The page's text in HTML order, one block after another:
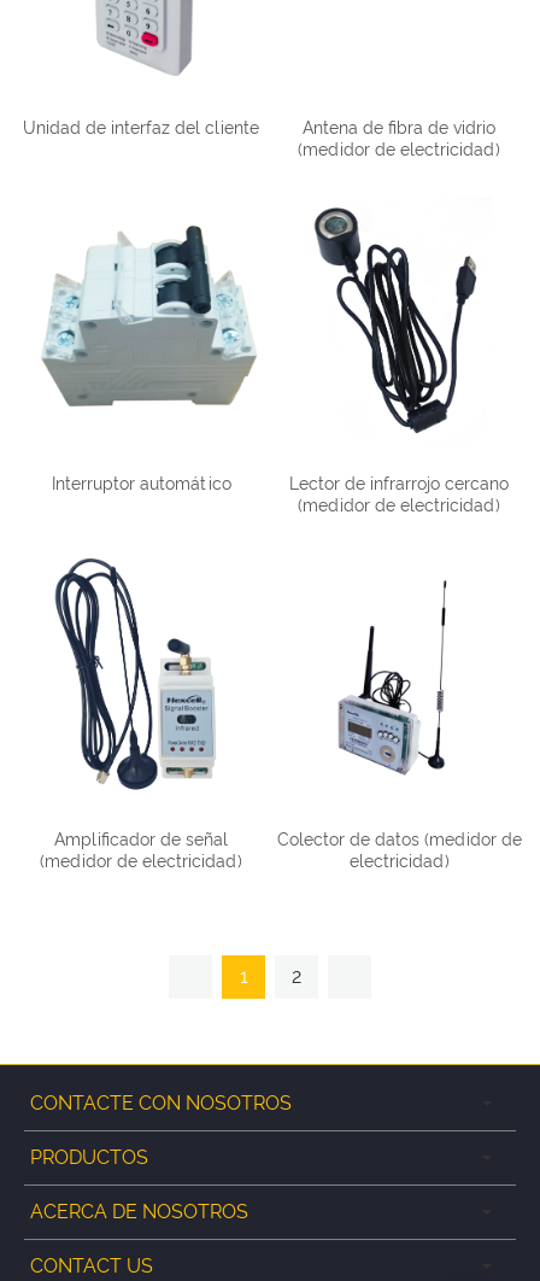
Unidad de interfaz del cliente
Antena de fibra de vidrio
(medidor de electricidad)
Interruptor automático
Lector de infrarrojo cercano
(medidor de electricidad)
Amplificador de señal
(medidor de electricidad)
Colector de datos (medidor de
electricidad)
1 2
CONTACTE CON NOSOTROS
PRODUCTOS
ACERCA DE NOSOTROS
CONTACT US